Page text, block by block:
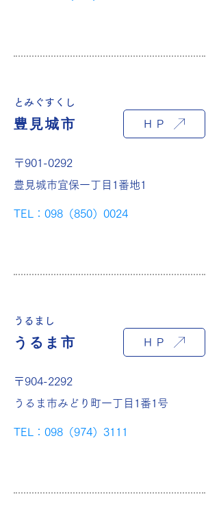
とみぐすくし
豊見城市 ＨＰ
〒901-0292
豊見城市宜保一丁目1番地1
TEL：098（850）0024
うるまし
うるま市 ＨＰ
〒904-2292
うるま市みどり町一丁目1番1号
TEL：098（974）3111